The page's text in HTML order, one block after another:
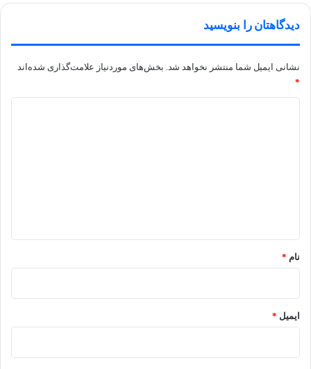
دیدگاهتان را بنویسید
نشانی ایمیل شما منتشر نخواهد شد. بخش‌های موردنیاز علامت‌گذاری شده‌اند
*
نام *
ایمیل *